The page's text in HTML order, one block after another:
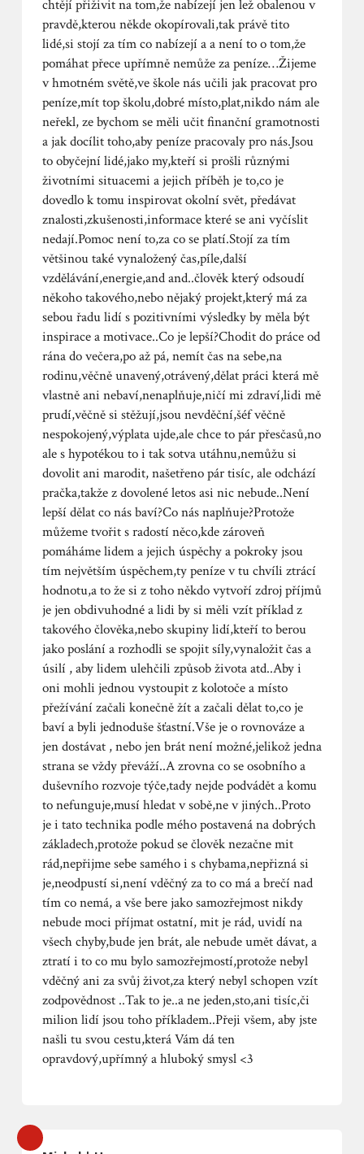
chtějí přiživit na tom,že nabízejí jen lež obalenou v
pravdě,kterou někde okopírovali,tak právě tito
lidé,si stojí za tím co nabízejí a a není to o tom,že
pomáhat přece upřímně nemůže za peníze…Žijeme
v hmotném světě,ve škole nás učili jak pracovat pro
peníze,mít top školu,dobré místo,plat,nikdo nám ale
neřekl, ze bychom se měli učit finanční gramotnosti
a jak docílit toho,aby peníze pracovaly pro nás.Jsou
to obyčejní lidé,jako my,kteří si prošli různými
životními situacemi a jejich příběh je to,co je
dovedlo k tomu inspirovat okolní svět, předávat
znalosti,zkušenosti,informace které se ani vyčíslit
nedají.Pomoc není to,za co se platí.Stojí za tím
většinou také vynaložený čas,píle,další
vzdělávání,energie,and and..člověk který odsoudí
někoho takového,nebo nějaký projekt,který má za
sebou řadu lidí s pozitivními výsledky by měla být
inspirace a motivace..Co je lepší?Chodit do práce od
rána do večera,po až pá, nemít čas na sebe,na
rodinu,věčně unavený,otrávený,dělat práci která mě
vlastně ani nebaví,nenaplňuje,ničí mi zdraví,lidi mě
prudí,věčně si stěžují,jsou nevděční,šéf věčně
nespokojený,výplata ujde,ale chce to pár přesčasů,no
ale s hypotékou to i tak sotva utáhnu,nemůžu si
dovolit ani marodit, našetřeno pár tisíc, ale odchází
pračka,takže z dovolené letos asi nic nebude..Není
lepší dělat co nás baví?Co nás naplňuje?Protože
můžeme tvořit s radostí něco,kde zároveň
pomáháme lidem a jejich úspěchy a pokroky jsou
tím největším úspěchem,ty peníze v tu chvíli ztrácí
hodnotu,a to že si z toho někdo vytvoří zdroj příjmů
je jen obdivuhodné a lidi by si měli vzít příklad z
takového člověka,nebo skupiny lidí,kteří to berou
jako poslání a rozhodli se spojit síly,vynaložit čas a
úsilí , aby lidem ulehčili způsob života atd..Aby i
oni mohli jednou vystoupit z kolotoče a místo
přežívání začali konečně žít a začali dělat to,co je
baví a byli jednoduše šťastní.Vše je o rovnováze a
jen dostávat , nebo jen brát není možné,jelikož jedna
strana se vždy převáží..A zrovna co se osobního a
duševního rozvoje týče,tady nejde podvádět a komu
to nefunguje,musí hledat v sobě,ne v jiných..Proto
je i tato technika podle mého postavená na dobrých
základech,protože pokud se člověk nezačne mit
rád,nepřijme sebe samého i s chybama,nepřizná si
je,neodpustí si,není vděčný za to co má a brečí nad
tím co nemá, a vše bere jako samozřejmost nikdy
nebude moci příjmat ostatní, mit je rád, uvidí na
všech chyby,bude jen brát, ale nebude umět dávat, a
ztratí i to co mu bylo samozřejmostí,protože nebyl
vděčný ani za svůj život,za který nebyl schopen vzít
zodpovědnost ..Tak to je..a ne jeden,sto,ani tisíc,či
milion lidí jsou toho příkladem..Přeji všem, aby jste
našli tu svou cestu,která Vám dá ten
opravdový,upřímný a hluboký smysl <3